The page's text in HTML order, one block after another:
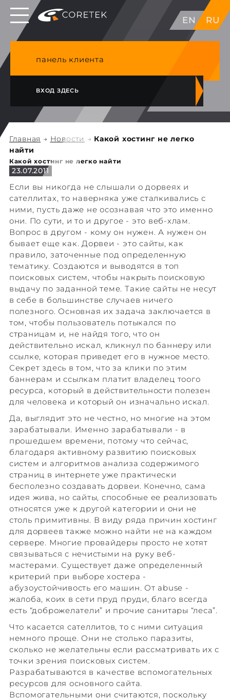
EN RU
Выделенные серверы в ЕС, Японии, ГК, США
NVME VPS & cPanel премиум хостинг в
панель клиента
ВХОД ЗДЕСЬ
Главная → Новости → Какой хостинг не легко
найти
Какой хостинг не легко найти
23.07.2011
Если вы никогда не слышали о дорвеях и
сателлитах, то наверняка уже сталкивались с
ними, пусть даже не осознавая что это именно
они. По сути, и то и другое - это веб-хлам.
Вопрос в другом - кому он нужен. А нужен он
бывает еще как. Дорвеи - это сайты, как
правило, заточенные под определенную
тематику. Создаются и выводятся в топ
поисковых систем, чтобы накрыть поисковую
выдачу по заданной теме. Такие сайты не несут
в себе в большинстве случаев ничего
полезного. Основная их задача заключается в
том, чтобы пользователь потыкался по
страницам и, не найдя того, что он
действительно искал, кликнул по баннеру или
ссылке, которая приведет его в нужное место.
Секрет здесь в том, что за клики по этим
баннерам и ссылкам платит владелец тоого
ресурса, который в действительности полезен
для человека и который он изначально искал.
Да, выглядит это не честно, но многие на этом
зарабатывали. Именно зарабатывали - в
прошедшем времени, потому что сейчас,
благодаря активному развитию поисковых
систем и алгоритмов анализа содержимого
страниц в интернете уже практически
бесполезно создавать дорвеи. Конечно, сама
идея жива, но сайты, способные ее реализовать
относятся уже к другой категории и они не
столь примитивны. В виду ряда причин хостинг
для дорвеев также можно найти не на каждом
сервере. Многие провайдеры просто не хотят
связываться с нечистыми на руку веб-
мастерами. Существует даже определенный
критерий при выборе хостера -
абузоустойчивость его машин. От abuse -
жалоба, коих в сети пруд пруди, благо всегда
есть “доброжелатели” и прочие санитары “леса”.
Что касается сателлитов, то с ними ситуация
немного проще. Они не столько паразиты,
сколько не желательны если рассматривать их с
точки зрения поисковых систем.
Разрабатываются в качестве вспомогательных
ресурсов для основного сайта.
Вспомогательными они считаются, поскольку